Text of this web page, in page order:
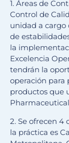
1. Áreas de
Control de
unidad a cargo
de
la
Excelencia
tendrán la
operación para
productos que
2. Se ofrecen 4
la práctica es